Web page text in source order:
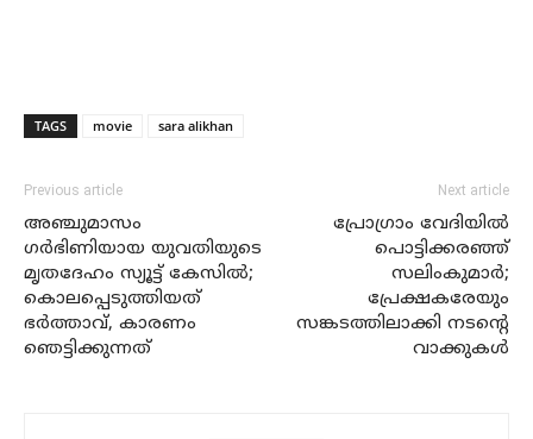
TAGS movie sara alikhan
Previous article
അഞ്ചുമാസം
ഗര്‍ഭിണിയായ യുവതിയുടെ
മൃതദേഹം സ്യൂട്ട് കേസില്‍;
കൊലപ്പെടുത്തിയത്
ഭര്‍ത്താവ്, കാരണം
ഞെട്ടിക്കുന്നത്
Next article
പ്രോഗ്രാം വേദിയില്‍
പൊട്ടിക്കരഞ്ഞ്
സലിംകുമാര്‍;
പ്രേക്ഷകരേയും
സങ്കടത്തിലാക്കി നടന്റെ
വാക്കുകള്‍